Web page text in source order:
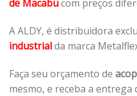
de Macabucom preços
A ALDY, é distribuidora
industrialda marca
Faça seu orçamento de
mesmo, e receba a entrega